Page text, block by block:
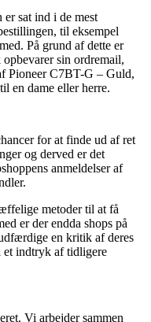
sat ind i de mest
til eksempel
På grund af dette er
sin ordremail,
Pioneer C7BT-G – Guld,
en dame eller herre.
for at finde ud af ret
og derved er det
anmeldelser af
metoder til at få
er der endda shops på
en kritik af deres
et indtryk af tidligere
Vi arbejder sammen